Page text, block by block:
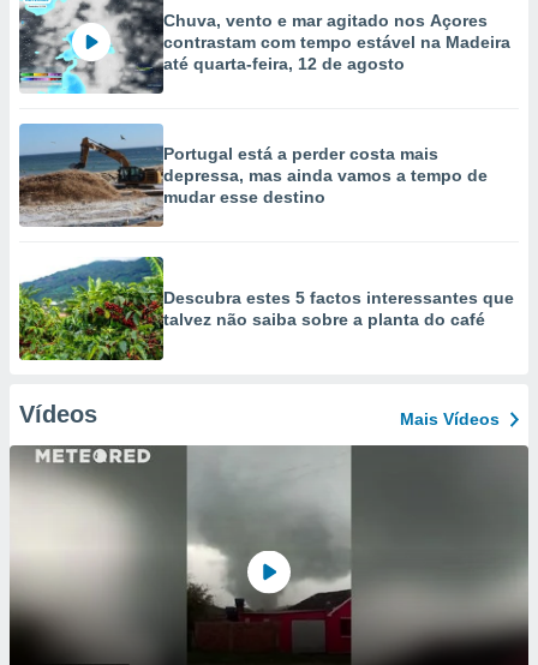
Chuva, vento e mar agitado nos Açores
contrastam com tempo estável na Madeira
até quarta-feira, 12 de agosto
Portugal está a perder costa mais
depressa, mas ainda vamos a tempo de
mudar esse destino
Descubra estes 5 factos interessantes que
talvez não saiba sobre a planta do café
Vídeos Mais Vídeos